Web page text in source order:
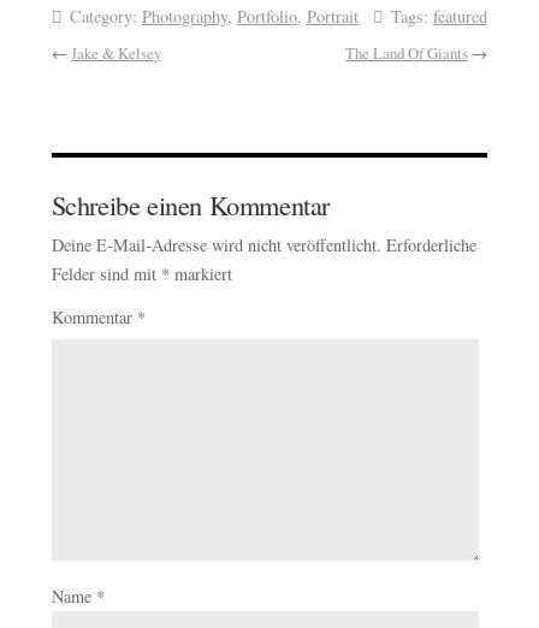
Category: Photography, Portfolio, Portrait Tags: featured
← Jake & Kelsey The Land Of Giants →
Schreibe einen Kommentar
Deine E-Mail-Adresse wird nicht veröffentlicht. Erforderliche
Felder sind mit * markiert
Kommentar *
Name *